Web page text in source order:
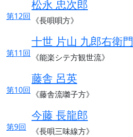
第12回
松永 忠次郎
《長唄唄方》
第11回
十世 片山 九郎右衛門
《能楽シテ方観世流》
第10回
藤舎 呂英
《藤舎流囃子方》
第9回
今藤 長龍郎
《長唄三味線方》